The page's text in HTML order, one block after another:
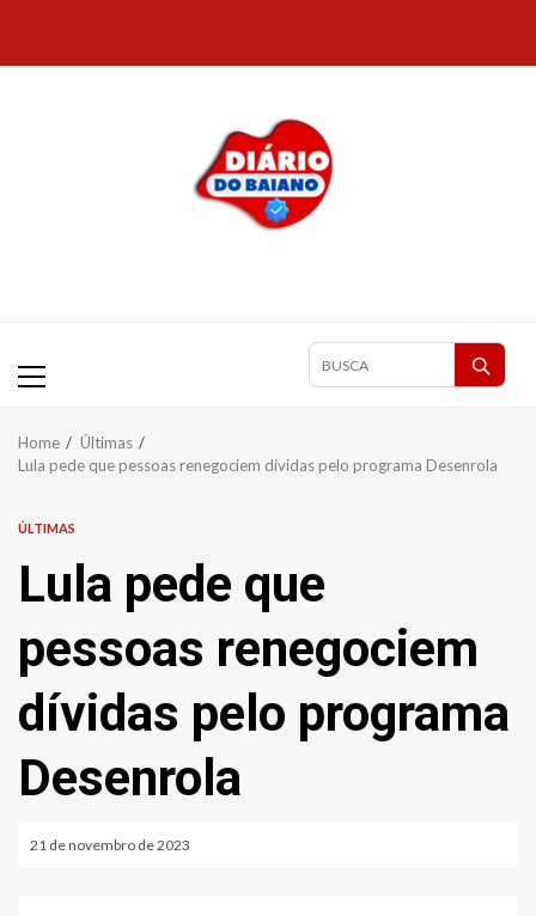
content
Primary
Pesquisar
Home
Últimas
Lula pede que pessoas renegociem dívidas pelo programa Desenrola
ÚLTIMAS
Lula pede que
pessoas renegociem
dívidas pelo programa
Desenrola
21 de novembro de 2023